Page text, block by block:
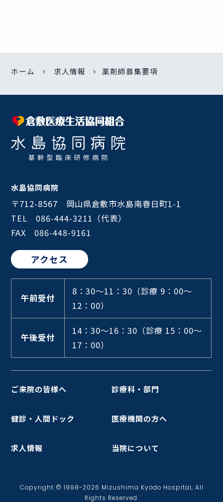
ホーム 求人情報 薬剤師募集要項
水島協同病院
〒712-8567 岡山県倉敷市水島南春日町1-1
TEL 086-444-3211（代表）
FAX 086-448-9161
アクセス
午前受付
8：30～11：30 （診療 9：00～
12：00）
午後受付
14：30～16：30 （診療 15：00～
17：00）
ご来院の皆様へ 診療科・部門
健診・人間ドック 医療機関の方へ
求人情報 当院について
Copyright © 1998-2026 Mizushima Kyodo Hospital, All
Rights Reserved.